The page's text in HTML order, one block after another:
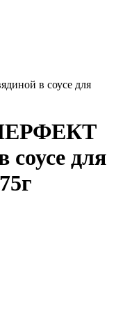
в соусе для
для